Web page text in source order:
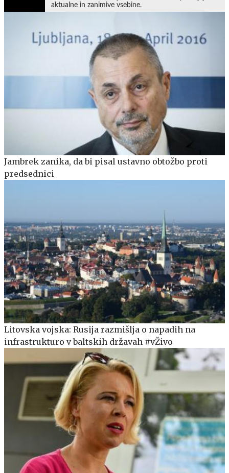
aktualne in zanimive vsebine.
Jambrek zanika, da bi pisal ustavno obtožbo proti
predsednici
Litovska vojska: Rusija razmišlja o napadih na
infrastrukturo v baltskih državah #vŽivo